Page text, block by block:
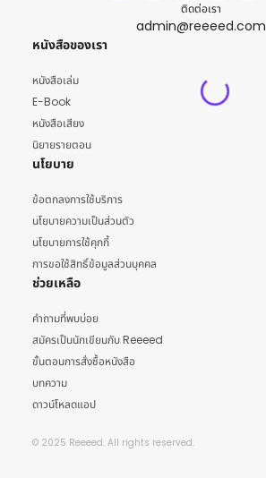
ติดต่อเรา
admin@reeeed.com
หนังสือของเรา
หนังสือเล่ม
E-Book
หนังสือเสียง
นิยายรายตอน
นโยบาย
ข้อตกลงการใช้บริการ
นโยบายความเป็นส่วนตัว
นโยบายการใช้คุกกี้
การขอใช้สิทธิ์ข้อมูลส่วนบุคคล
ช่วยเหลือ
คำถามที่พบบ่อย
สมัครเป็นนักเขียนกับ Reeeed
ขั้นตอนการสั่งซื้อหนังสือ
บทความ
ดาวน์โหลดแอป
© 2025 Reeeed. All rights reserved.